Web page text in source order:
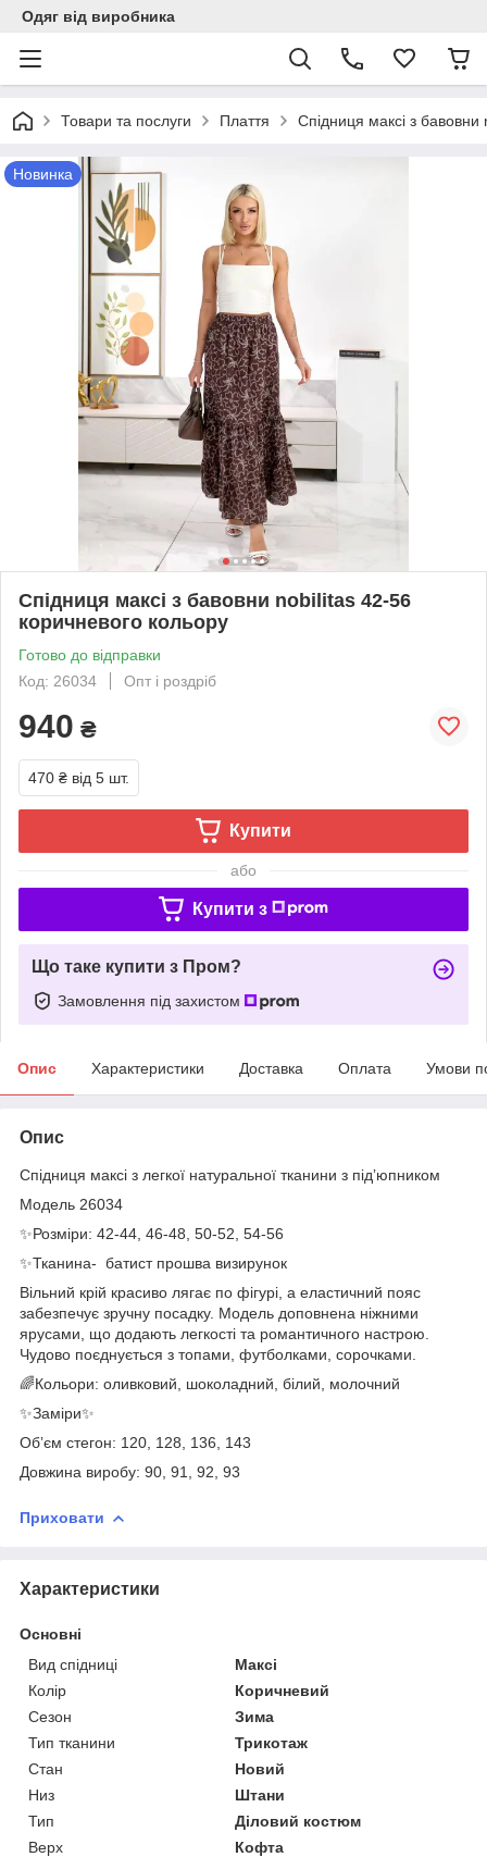
Одяг від виробника
Товари та послуги Плаття Спідниця максі з
Новинка
Спідниця максі з бавовни nobilitas 42-56
коричневого кольору
Готово до відправки
Код: 26034
Опт і роздріб
940 ₴
470 ₴ від 5 шт.
Купити
або
Купити з
Що таке купити з Пром?
Замовлення під захистом
Опис Характеристики Доставка Оплата Умови
Опис
Спідниця максі з легкої натуральної тканини з підʼюпником
Модель 26034
✨Розміри: 42-44, 46-48, 50-52, 54-56
✨Тканина- батист прошва визирунок
Вільний крій красиво лягає по фігурі, а еластичний пояс
забезпечує зручну посадку. Модель доповнена ніжними
ярусами, що додають легкості та романтичного настрою.
Чудово поєднується з топами, футболками, сорочками.
🌈Кольори: оливковий, шоколадний, білий, молочний
✨Заміри✨
Обʼєм стегон: 120, 128, 136, 143
Довжина виробу: 90, 91, 92, 93
Приховати
Характеристики
Основні
Вид спідниці
Максі
Колір
Коричневий
Сезон
Зима
Тип тканини
Трикотаж
Стан
Новий
Низ
Штани
Тип
Діловий костюм
Верх
Кофта